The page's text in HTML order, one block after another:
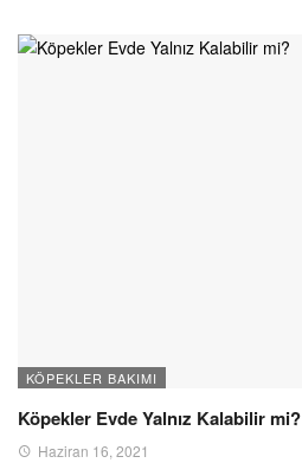
KÖPEKLER BAKIMI
Köpekler Evde Yalnız Kalabilir mi?
Haziran 16, 2021